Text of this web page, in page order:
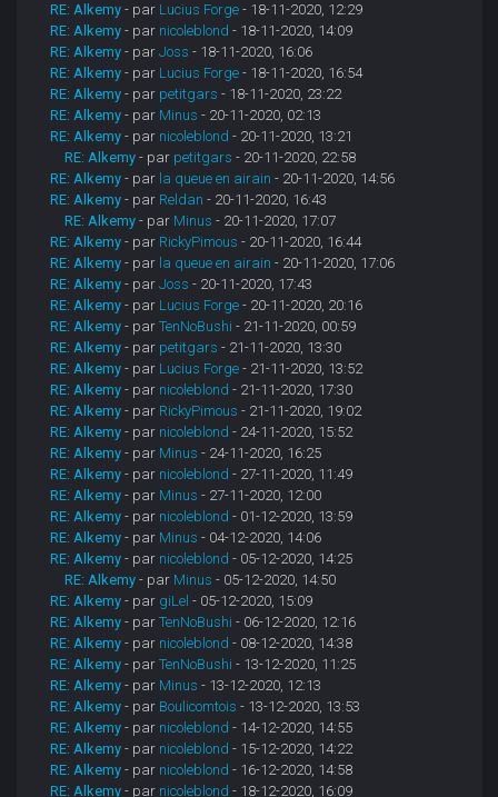
RE: Alkemy - par Lucius Forge - 18-11-2020, 12:29
RE: Alkemy - par nicoleblond - 18-11-2020, 14:09
RE: Alkemy - parJoss - 18-11-2020, 16:06
RE: Alkemy - par Lucius Forge - 18-11-2020, 16:54
RE: Alkemy - par petitgars - 18-11-2020, 23:22
RE: Alkemy - par Minus - 20-11-2020, 02:13
RE: Alkemy - par nicoleblond - 20-11-2020, 13:21
RE: Alkemy - par petitgars - 20-11-2020, 22:58
RE: Alkemy - par la queue en airain - 20-11-2020, 14:56
RE: Alkemy - par Reldan - 20-11-2020, 16:43
RE: Alkemy - par Minus - 20-11-2020, 17:07
RE: Alkemy - par RickyPimous - 20-11-2020, 16:44
RE: Alkemy - par la queue en airain - 20-11-2020, 17:06
RE: Alkemy - parJoss - 20-11-2020, 17:43
RE: Alkemy - par Lucius Forge - 20-11-2020, 20:16
RE: Alkemy - parTenNoBushi - 21-11-2020, 00:59
RE: Alkemy - par petitgars - 21-11-2020, 13:30
RE: Alkemy - par Lucius Forge - 21-11-2020, 13:52
RE: Alkemy - par nicoleblond - 21-11-2020, 17:30
RE: Alkemy - par RickyPimous - 21-11-2020, 19:02
RE: Alkemy - par nicoleblond - 24-11-2020, 15:52
RE: Alkemy - par Minus - 24-11-2020, 16:25
RE: Alkemy - par nicoleblond - 27-11-2020, 11:49
RE: Alkemy - par Minus - 27-11-2020, 12:00
RE: Alkemy - par nicoleblond - 01-12-2020, 13:59
RE: Alkemy - par Minus - 04-12-2020, 14:06
RE: Alkemy - par nicoleblond - 05-12-2020, 14:25
RE: Alkemy - par Minus - 05-12-2020, 14:50
RE: Alkemy - par giLel - 05-12-2020, 15:09
RE: Alkemy - parTenNoBushi - 06-12-2020, 12:16
RE: Alkemy - par nicoleblond - 08-12-2020, 14:38
RE: Alkemy - parTenNoBushi - 13-12-2020, 11:25
RE: Alkemy - par Minus - 13-12-2020, 12:13
RE: Alkemy - par Boulicomtois - 13-12-2020, 13:53
RE: Alkemy - par nicoleblond - 14-12-2020, 14:55
RE: Alkemy - par nicoleblond - 15-12-2020, 14:22
RE: Alkemy - par nicoleblond - 16-12-2020, 14:58
RE: Alkemy - par nicoleblond - 18-12-2020, 16:09